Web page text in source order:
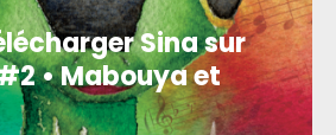
Sina sur
• Mabouya et